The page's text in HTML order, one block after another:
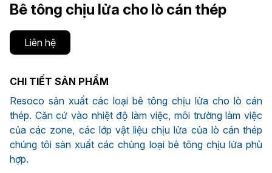
Bê tông chịu lửa cho lò cán thép
Liên hệ
CHI TIẾT SẢN PHẨM
Resoco sản xuất các loại bê tông chịu lửa cho lò cán
thép. Căn cứ vào nhiệt độ làm việc, môi trường làm việc
của các zone, các lớp vật liệu chịu lửa của lò cán thép
chúng tôi sản xuất các chủng loại bê tông chịu lửa phù
hợp.